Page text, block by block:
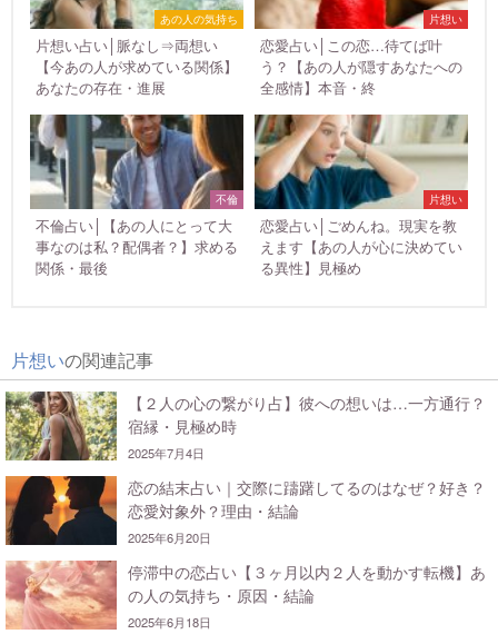
あの人の気持ち
片想い占い│脈なし⇒両想い
【今あの人が求めている関係】
あなたの存在・進展
片想い
恋愛占い│この恋…待てば叶
う？【あの人が隠すあなたへの
全感情】本音・終
不倫
不倫占い│【あの人にとって大
事なのは私？配偶者？】求める
関係・最後
片想い
恋愛占い│ごめんね。現実を教
えます【あの人が心に決めてい
る異性】見極め
片想いの関連記事
【２人の心の繋がり占】彼への想いは…一方通行？
宿縁・見極め時
2025年7月4日
恋の結末占い｜交際に躊躇してるのはなぜ？好き？
恋愛対象外？理由・結論
2025年6月20日
停滞中の恋占い【３ヶ月以内２人を動かす転機】あ
の人の気持ち・原因・結論
2025年6月18日